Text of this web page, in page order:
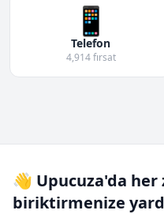
📱
Telefon
4,914 fırsat
👋 Upucuza'da
biriktirmenize